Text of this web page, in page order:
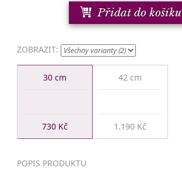
Přidat do košíku
ZOBRAZIT:
30 cm
730 Kč
42 cm
1.190 Kč
POPIS PRODUKTU